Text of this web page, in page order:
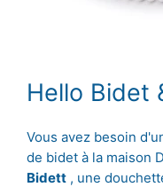
Hello Bidet
Vous avez besoin
de bidet à la maison
Bidett , une